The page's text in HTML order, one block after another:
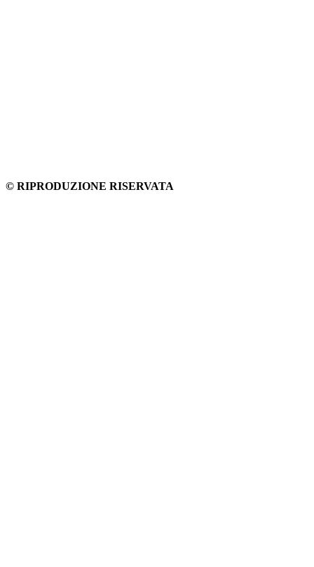
© RIPRODUZIONE RISERVATA